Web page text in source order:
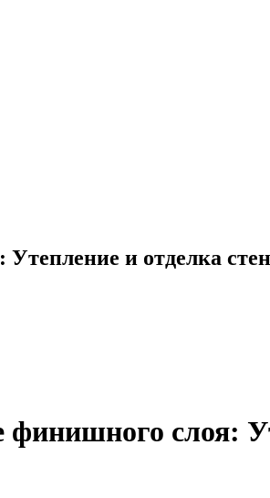
Утепление и отделка
финишного слоя: